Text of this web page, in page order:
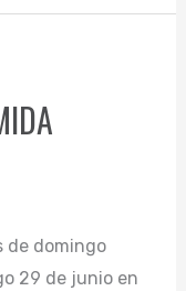
de domingo
29 de junio en